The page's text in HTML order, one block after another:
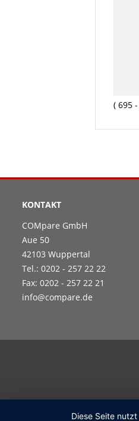
( 695
KONTAKT
COMpare GmbH
Aue 50
42103 Wuppertal
Tel.: 0202 - 257 22 22
Fax: 0202 - 257 22 21
info@compare.de
Diese Seite